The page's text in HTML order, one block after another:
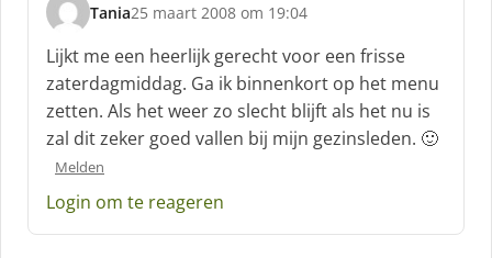
Tania
s
c
h
r
e
e
25 maart 2008 om 19:04
Lijkt me een heerlijk gerecht voor een frisse
zaterdagmiddag. Ga ik binnenkort op het menu
zetten. Als het weer zo slecht blijft als het nu is
zal dit zeker goed vallen bij mijn gezinsleden. 🙂
Melden
Login om te reageren